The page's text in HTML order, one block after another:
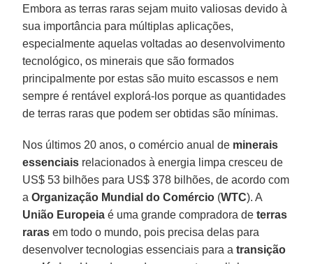
Embora as terras raras sejam muito valiosas devido à
sua importância para múltiplas aplicações,
especialmente aquelas voltadas ao desenvolvimento
tecnológico, os minerais que são formados
principalmente por estas são muito escassos e nem
sempre é rentável explorá-los porque as quantidades
de terras raras que podem ser obtidas são mínimas.
Nos últimos 20 anos, o comércio anual de minerais
essenciais relacionados à energia limpa cresceu de
US$ 53 bilhões para US$ 378 bilhões, de acordo com
aOrganização Mundial do Comércio (WTC). A
União Europeia é uma grande compradora deterras
raras em todo o mundo, pois precisa delas para
desenvolver tecnologias essenciais para atransição